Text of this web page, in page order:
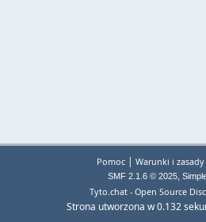
Pomoc| Warunki i zasady
SMF 2.1.6 © 2025,
Tyto.chat - Open Source
Strona utworzona w 0.132